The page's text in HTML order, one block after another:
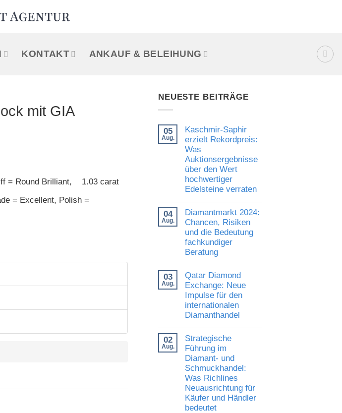
KONTAKT ANKAUF & BELEIHUNG
mit GIA
= Round Brilliant, 1.03 carat
= Excellent, Polish =
NEUESTE BEITRÄGE
05
Aug.
Kaschmir-Saphir
erzielt Rekordpreis:
Was
Auktionsergebnisse
über den Wert
hochwertiger
Edelsteine verraten
zu
Kaschmir-
Saphir
erzielt
Rekordpreis:
Was
Auktionsergebnisse
Wert
hochwertiger
Edelsteine
verraten
04
Aug.
Diamantmarkt 2024:
Chancen, Risiken
und die Bedeutung
fachkundiger
Beratung
zu
Diamantmarkt
2024:
Chancen,
Risiken
und
die
Beratung
03
Aug.
Qatar Diamond
Exchange: Neue
Impulse für den
internationalen
Diamanthandel
zu
Qatar
Diamond
Exchange:
Neue
Impulse
für
den
internationalen
Diamanthandel
02
Aug.
Strategische
Führung im
Diamant- und
Schmuckhandel:
Was Richlines
Neuausrichtung für
Käufer und Händler
bedeutet